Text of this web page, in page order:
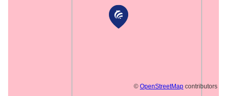
© OpenStreetMap contributors